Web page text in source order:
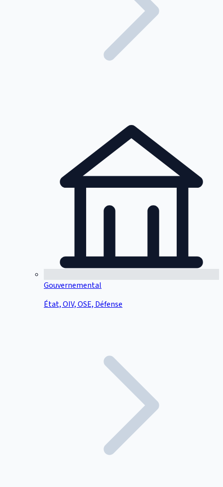
Gouvernemental
État, OIV, OSE, Défense